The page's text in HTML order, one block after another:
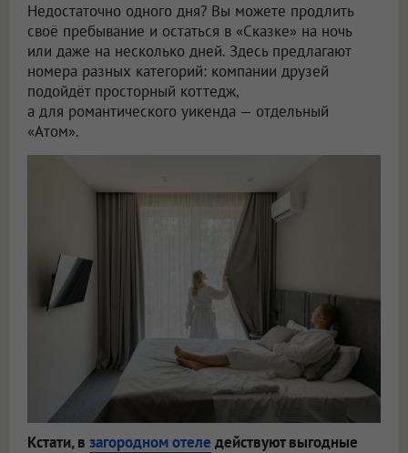
Недостаточно одного дня? Вы можете продлить
своё пребывание и остаться в «Сказке» на ночь
или даже на несколько дней. Здесь предлагают
номера разных категорий: компании друзей
подойдёт просторный коттедж,
а для романтического уикенда — отдельный
«Атом».
Кстати, в загородном отеле действуют выгодные